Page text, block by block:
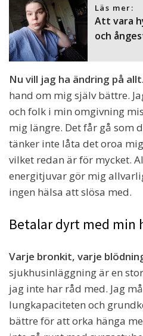
Läs mer:
Att vara
och
Nu vill jag ha ändring på allt.
hand om mig själv bättre.
och folk i min omgivning
mig längre. Det får gå som
tänker inte låta det oroa
vilket redan är för mycket.
energitjuvar gör mig
ingen hälsa att slösa med.
Betalar dyrt med min
Varje bronkit, varje
sjukhusinläggning är en
jag inte har råd med. Jag
lungkapaciteten och
bättre för att orka hänga